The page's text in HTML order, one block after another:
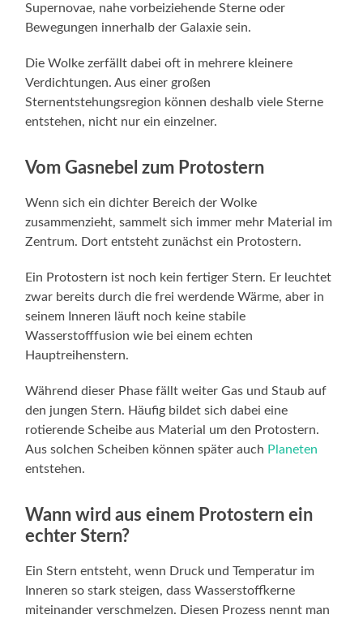
Supernovae, nahe vorbeiziehende Sterne oder
Bewegungen innerhalb der Galaxie sein.
Die Wolke zerfällt dabei oft in mehrere kleinere
Verdichtungen. Aus einer großen
Sternentstehungsregion können deshalb viele Sterne
entstehen, nicht nur ein einzelner.
Vom Gasnebel zum Protostern
Wenn sich ein dichter Bereich der Wolke
zusammenzieht, sammelt sich immer mehr Material im
Zentrum. Dort entsteht zunächst ein Protostern.
Ein Protostern ist noch kein fertiger Stern. Er leuchtet
zwar bereits durch die frei werdende Wärme, aber in
seinem Inneren läuft noch keine stabile
Wasserstofffusion wie bei einem echten
Hauptreihenstern.
Während dieser Phase fällt weiter Gas und Staub auf
den jungen Stern. Häufig bildet sich dabei eine
rotierende Scheibe aus Material um den Protostern.
Aus solchen Scheiben können später auch Planeten
entstehen.
Wann wird aus einem Protostern ein
echter Stern?
Ein Stern entsteht, wenn Druck und Temperatur im
Inneren so stark steigen, dass Wasserstoffkerne
miteinander verschmelzen. Diesen Prozess nennt man